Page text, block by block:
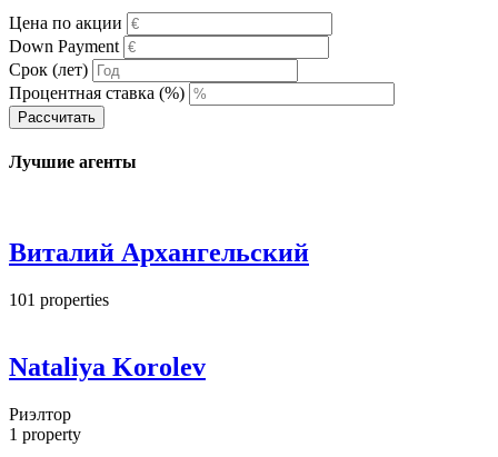
Цена по акции
Down Payment
Срок (лет)
Процентная ставка (%)
Рассчитать
Лучшие агенты
Виталий Архангельский
101 properties
Nataliya Korolev
Риэлтор
1 property